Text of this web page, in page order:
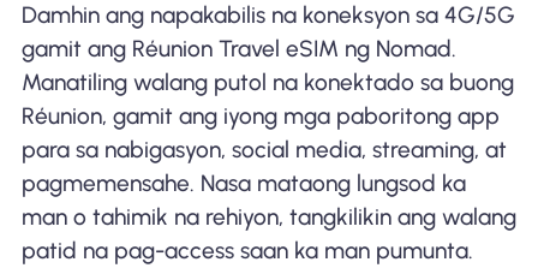
Damhin ang napakabilis na koneksyon sa 4G/5G
gamit ang Réunion Travel eSIM ng Nomad.
Manatiling walang putol na konektado sa buong
Réunion, gamit ang iyong mga paboritong app
para sa nabigasyon, social media, streaming, at
pagmemensahe. Nasa mataong lungsod ka
man o tahimik na rehiyon, tangkilikin ang walang
patid na pag-access saan ka man pumunta.